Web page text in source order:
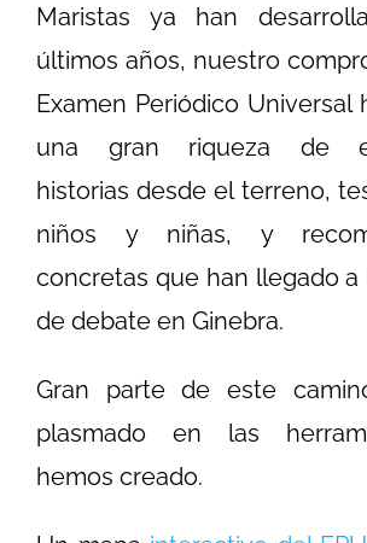
Maristas ya han
últimos años, nuestro
Examen Periódico Universal
una gran riqueza de
historias desde el terreno,
niños y niñas, y
concretas que han llegado a
de debate en Ginebra.
Gran parte de este
plasmado en las
hemos creado.